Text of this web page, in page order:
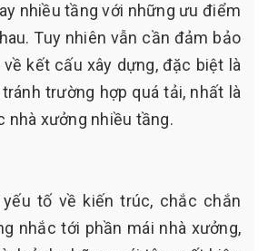
nhiều tầng với những ưu điểm
Tuy nhiên vẫn cần đảm bảo
kết cấu xây dựng, đặc biệt là
trường hợp quá tải, nhất là
nhà xưởng nhiều tầng.
tố về kiến trúc, chắc chắn
nhắc tới phần mái nhà xưởng,